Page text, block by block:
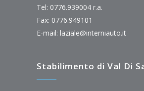
Tel: 0776.939004 r.a.
Fax: 0776.949101
E-mail: laziale@interniauto.it
Stabilimento di Val Di